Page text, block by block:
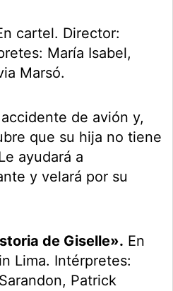
cartel. Director:
María Isabel,
Marsó.
de avión y,
que su hija no tiene
ayudará a
y velará por su
de Giselle». En
Lima. Intérpretes:
Patrick